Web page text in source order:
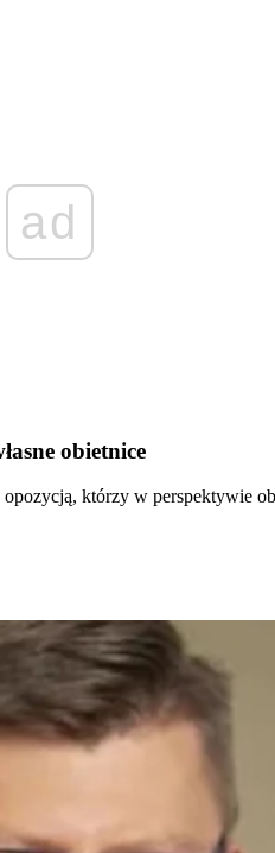
ad
obietnice
którzy w perspektywie